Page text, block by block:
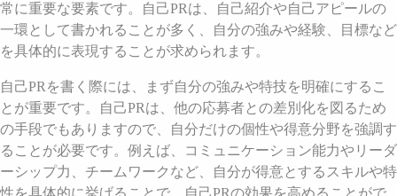
常に重要な要素です。自己PRは、自己紹介や自己アピールの
一環として書かれることが多く、自分の強みや経験、目標など
を具体的に表現することが求められます。
自己PRを書く際には、まず自分の強みや特技を明確にするこ
とが重要です。自己PRは、他の応募者との差別化を図るため
の手段でもありますので、自分だけの個性や得意分野を強調す
ることが必要です。例えば、コミュニケーション能力やリーダ
ーシップ力、チームワークなど、自分が得意とするスキルや特